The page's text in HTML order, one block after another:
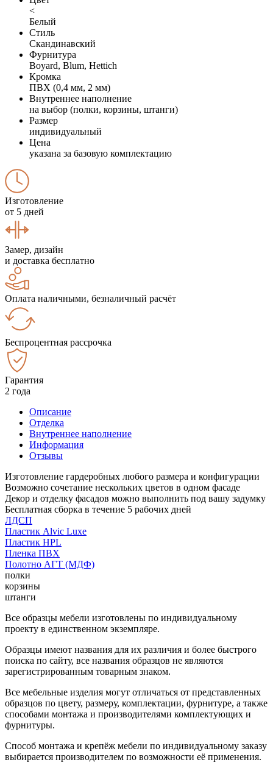
<
Белый
Стиль
Скандинавский
Фурнитура
Boyard, Blum, Hettich
Кромка
ПВХ (0,4 мм, 2 мм)
Внутреннее наполнение
на выбор (полки, корзины, штанги)
Размер
индивидуальный
Цена
указана за базовую комплектацию
Изготовление
от 5 дней
Замер, дизайн
и доставка бесплатно
Оплата наличными, безналичный расчёт
Беспроцентная рассрочка
Гарантия
2 года
Описание
Отделка
Внутреннее наполнение
Информация
Отзывы
Изготовление гардеробных любого размера и конфигурации
Возможно сочетание нескольких цветов в одном фасаде
Декор и отделку фасадов можно выполнить под вашу задумку
Бесплатная сборка в течение 5 рабочих дней
ЛДСП
Пластик Alvic Luxe
Пластик HPL
Пленка ПВХ
Полотно АГТ (МДФ)
полки
корзины
штанги
Все образцы мебели изготовлены по индивидуальному
проекту в единственном экземпляре.
Образцы имеют названия для их различия и более быстрого
поиска по сайту, все названия образцов не являются
зарегистрированным товарным знаком.
Все мебельные изделия могут отличаться от представленных
образцов по цвету, размеру, комплектации, фурнитуре, а также
способами монтажа и производителями комплектующих и
фурнитуры.
Способ монтажа и крепёж мебели по индивидуальному заказу
выбирается производителем по возможности её применения.